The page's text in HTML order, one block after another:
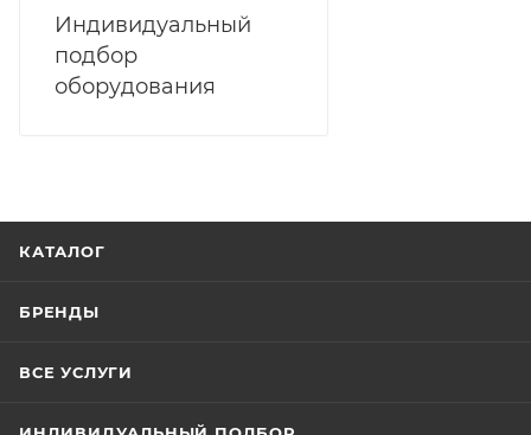
Индивидуальный
подбор
оборудования
КАТАЛОГ
БРЕНДЫ
ВСЕ УСЛУГИ